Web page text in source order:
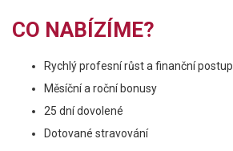
CO NABÍZÍME?
Rychlý profesní růst a finanční postup
Měsíční a roční bonusy
25 dní dovolené
Dotované stravování